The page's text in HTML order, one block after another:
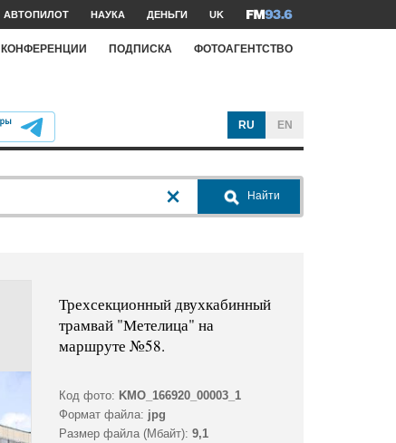
АВТОПИЛОТ НАУКА ДЕНЬГИ UK
КОНФЕРЕНЦИИ ПОДПИСКА ФОТОАГЕНТСТВО
RU EN
Найти
Трехсекционный двухкабинный
трамвай "Метелица" на
маршруте №58.
Код фото: KMO_166920_00003_1
Формат файла: jpg
Размер файла (Мбайт): 9,1